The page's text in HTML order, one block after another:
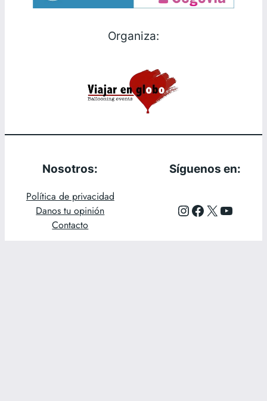
Organiza:
Nosotros:
Política de privacidad
Danos tu opinión
Contacto
Síguenos en:
Instagram Facebook X YouTube